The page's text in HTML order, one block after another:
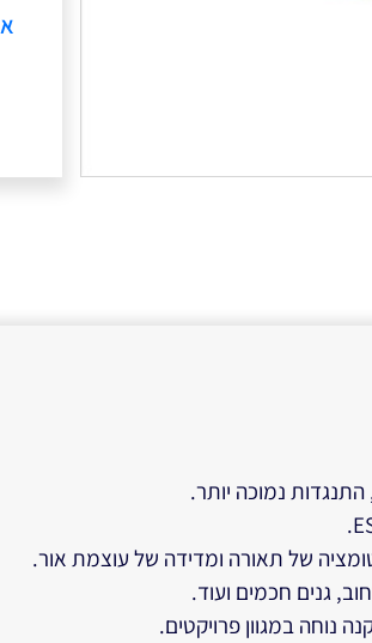
נמוכה יותר.
של תאורה ומדידה של עוצמת אור.
גנים חכמים ועוד.